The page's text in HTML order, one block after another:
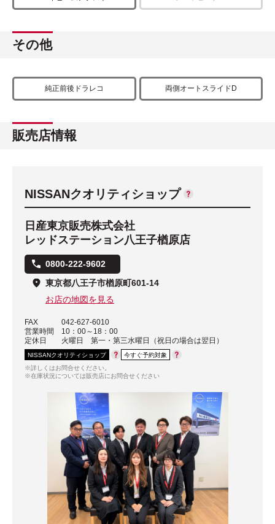
その他
純正前後ドラレコ 両側オートスライドD
販売店情報
NISSANクオリティショップ
日産東京販売株式会社
レッドステーション八王子楢原店
0800-222-9602
東京都八王子市楢原町601-14
お店の地図を見る
FAX
042-627-6010
営業時間
10：00～18：00
定休日
火曜日 第一・第三水曜日（祝日の場合は翌日）
NISSANクオリティショップ
今すぐ予約対象
※詳しくはお問合せください。
※在庫状況については販売店にお問合せください